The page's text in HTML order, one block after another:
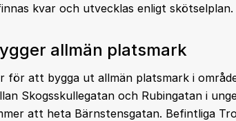
kvar och utvecklas enligt skötselplan.
allmän platsmark
för att bygga ut allmän platsmark i
Skogsskullegatan och Rubingatan i
att heta Bärnstensgatan. Befintliga